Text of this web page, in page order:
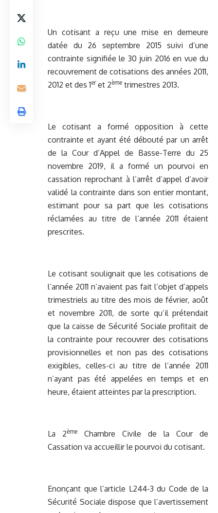
Un cotisant a reçu une mise en demeure
datée du 26 septembre 2015 suivi d’une
contrainte signifiée le 30 juin 2016 en vue du
recouvrement de cotisations des années 2011,
2012 et des 1eret 2ème trimestres 2013.
Le cotisant a formé opposition à cette
contrainte et ayant été débouté par un arrêt
de la Cour d’Appel de Basse-Terre du 25
novembre 2019, il a formé un pourvoi en
cassation reprochant à l’arrêt d’appel d’avoir
validé la contrainte dans son entier montant,
estimant pour sa part que les cotisations
réclamées au titre de l’année 2011 étaient
prescrites.
Le cotisant soulignait que les cotisations de
l’année 2011 n’avaient pas fait l’objet d’appels
trimestriels au titre des mois de février, août
et novembre 2011, de sorte qu’il prétendait
que la caisse de Sécurité Sociale profitait de
la contrainte pour recouvrer des cotisations
provisionnelles et non pas des cotisations
exigibles, celles-ci au titre de l’année 2011
n’ayant pas été appelées en temps et en
heure, étaient atteintes par la prescription.
La 2ème
Chambre Civile de la Cour de
Cassation va accueillir le pourvoi du cotisant.
Enonçant que l’article L244-3 du Code de la
Sécurité Sociale dispose que l’avertissement